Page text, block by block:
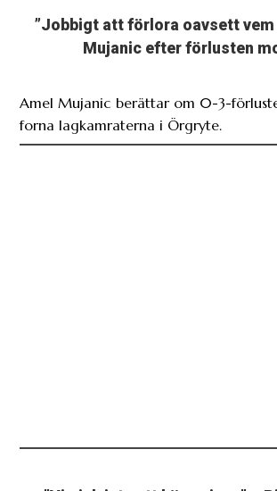
”Jobbigt att förlora oavsett vem
Mujanic efter förlusten
Amel Mujanic berättar om 0-3-
forna lagkamraterna i Örgryte.